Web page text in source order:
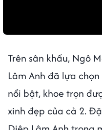
Trên sân khấu, Ngô
Lâm Anh đã lựa
nổi bật, khoe trọn
xinh đẹp của cả 2.